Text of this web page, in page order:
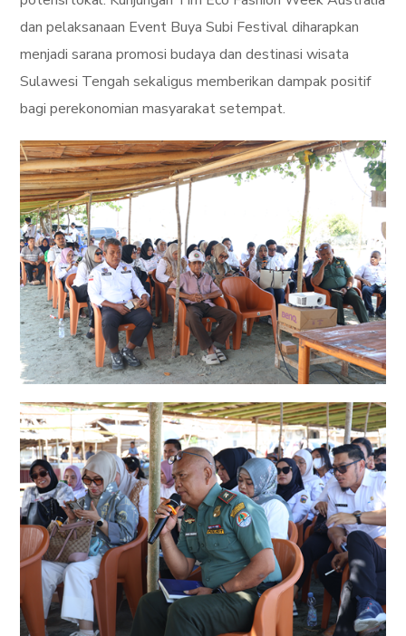
dan pelaksanaan Event Buya Subi Festival diharapkan
menjadi sarana promosi budaya dan destinasi wisata
Sulawesi Tengah sekaligus memberikan dampak positif
bagi perekonomian masyarakat setempat.